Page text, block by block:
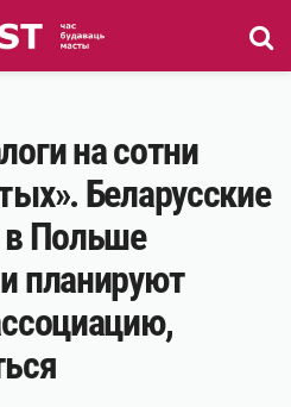
на сотни
Беларусские
в Польше
планируют